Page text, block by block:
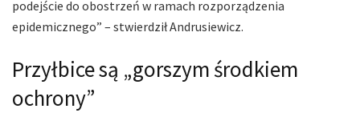
podejście do obostrzeń w ramach rozporządzenia
epidemicznego” – stwierdził Andrusiewicz.
Przyłbice są „gorszym środkiem
ochrony”